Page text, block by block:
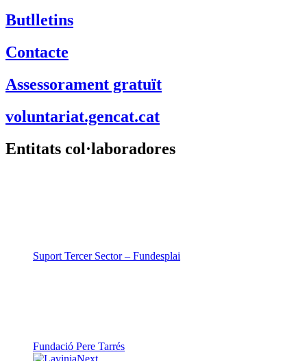
Butlletins
Contacte
Assessorament gratuït
voluntariat.gencat.cat
Entitats col·laboradores
Colectic
Xarxa Digital Catalana